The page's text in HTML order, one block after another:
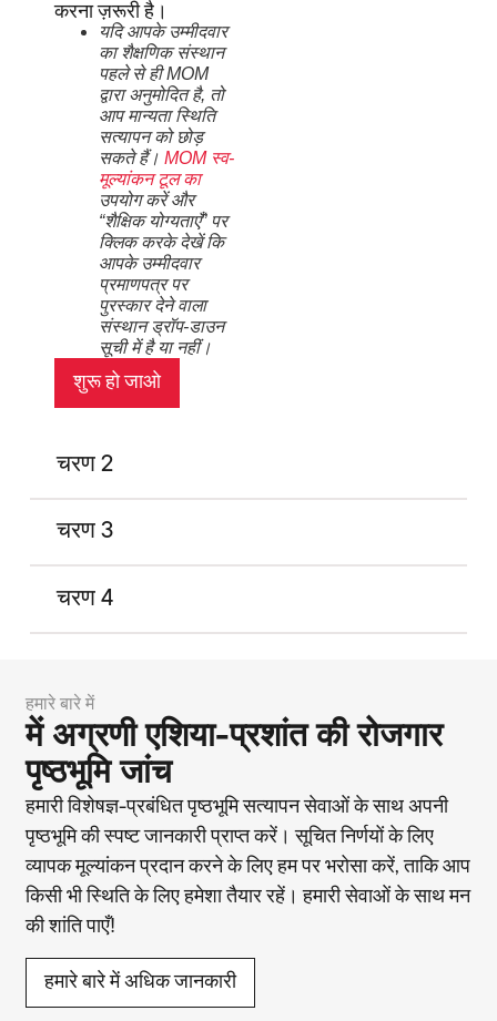
चरण 2
चरण 3
चरण 4
करना ज़रूरी है।
यदि आपके उम्मीदवार
का शैक्षणिक संस्थान
पहले से ही MOM
द्वारा अनुमोदित है, तो
आप मान्यता स्थिति
सत्यापन को छोड़
सकते हैं। MOM स्व-
मूल्यांकन टूल का
उपयोग करें और
“शैक्षिक योग्यताएँ” पर
क्लिक करके देखें कि
आपके उम्मीदवार
प्रमाणपत्र पर
पुरस्कार देने वाला
संस्थान ड्रॉप-डाउन
सूची में है या नहीं।
शुरू हो जाओ
हमारे बारे में
में अग्रणी एशिया-प्रशांत की रोजगार
पृष्ठभूमि जांच
हमारी विशेषज्ञ-प्रबंधित पृष्ठभूमि सत्यापन सेवाओं के साथ अपनी
पृष्ठभूमि की स्पष्ट जानकारी प्राप्त करें। सूचित निर्णयों के लिए
व्यापक मूल्यांकन प्रदान करने के लिए हम पर भरोसा करें, ताकि आप
किसी भी स्थिति के लिए हमेशा तैयार रहें। हमारी सेवाओं के साथ मन
की शांति पाएँ!
हमारे बारे में अधिक जानकारी